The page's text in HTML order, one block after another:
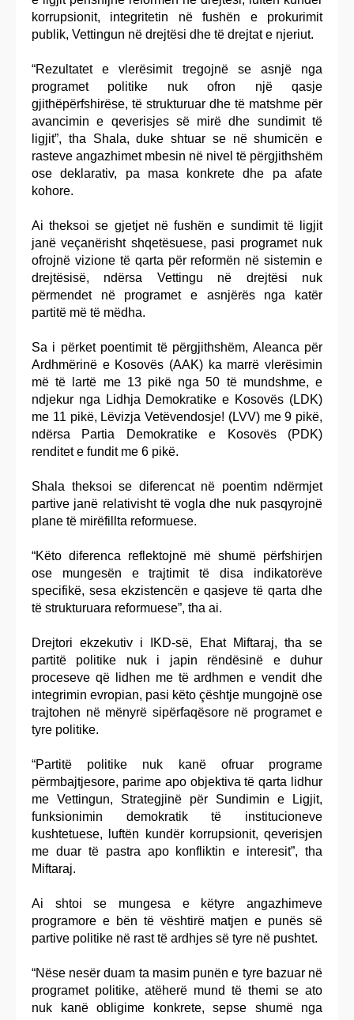
korrupsionit, integritetin në fushën e prokurimit
publik, Vettingun në drejtësi dhe të drejtat e njeriut.
“Rezultatet e vlerësimit tregojnë se asnjë nga
programet politike nuk ofron një qasje
gjithëpërfshirëse, të strukturuar dhe të matshme për
avancimin e qeverisjes së mirë dhe sundimit të
ligjit”, tha Shala, duke shtuar se në shumicën e
rasteve angazhimet mbesin në nivel të përgjithshëm
ose deklarativ, pa masa konkrete dhe pa afate
kohore.
Ai theksoi se gjetjet në fushën e sundimit të ligjit
janë veçanërisht shqetësuese, pasi programet nuk
ofrojnë vizione të qarta për reformën në sistemin e
drejtësisë, ndërsa Vettingu në drejtësi nuk
përmendet në programet e asnjërës nga katër
partitë më të mëdha.
Sa i përket poentimit të përgjithshëm, Aleanca për
Ardhmërinë e Kosovës (AAK) ka marrë vlerësimin
më të lartë me 13 pikë nga 50 të mundshme, e
ndjekur nga Lidhja Demokratike e Kosovës (LDK)
me 11 pikë, Lëvizja Vetëvendosje! (LVV) me 9 pikë,
ndërsa Partia Demokratike e Kosovës (PDK)
renditet e fundit me 6 pikë.
Shala theksoi se diferencat në poentim ndërmjet
partive janë relativisht të vogla dhe nuk pasqyrojnë
plane të mirëfillta reformuese.
“Këto diferenca reflektojnë më shumë përfshirjen
ose mungesën e trajtimit të disa indikatorëve
specifikë, sesa ekzistencën e qasjeve të qarta dhe
të strukturuara reformuese”, tha ai.
Drejtori ekzekutiv i IKD-së, Ehat Miftaraj, tha se
partitë politike nuk i japin rëndësinë e duhur
proceseve që lidhen me të ardhmen e vendit dhe
integrimin evropian, pasi këto çështje mungojnë ose
trajtohen në mënyrë sipërfaqësore në programet e
tyre politike.
“Partitë politike nuk kanë ofruar programe
përmbajtjesore, parime apo objektiva të qarta lidhur
me Vettingun, Strategjinë për Sundimin e Ligjit,
funksionimin demokratik të institucioneve
kushtetuese, luftën kundër korrupsionit, qeverisjen
me duar të pastra apo konfliktin e interesit”, tha
Miftaraj.
Ai shtoi se mungesa e këtyre angazhimeve
programore e bën të vështirë matjen e punës së
partive politike në rast të ardhjes së tyre në pushtet.
“Nëse nesër duam ta masim punën e tyre bazuar në
programet politike, atëherë mund të themi se ato
nuk kanë obligime konkrete, sepse shumë nga